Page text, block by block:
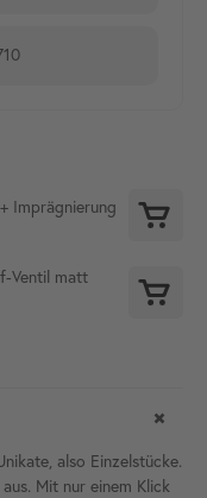
Imprägnierung
Ventil matt
also Einzelstücke.
Mit nur einem Klick